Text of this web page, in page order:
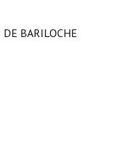
DE BARILOCHE